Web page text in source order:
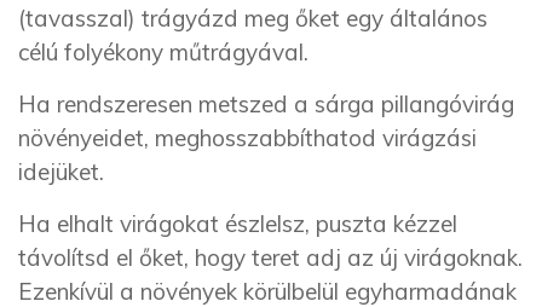
(tavasszal) trágyázd meg őket egy általános
célú folyékony műtrágyával.
Ha rendszeresen metszed a sárga pillangóvirág
növényeidet, meghosszabbíthatod virágzási
idejüket.
Ha elhalt virágokat észlelsz, puszta kézzel
távolítsd el őket, hogy teret adj az új virágoknak.
Ezenkívül a növények körülbelül egyharmadának